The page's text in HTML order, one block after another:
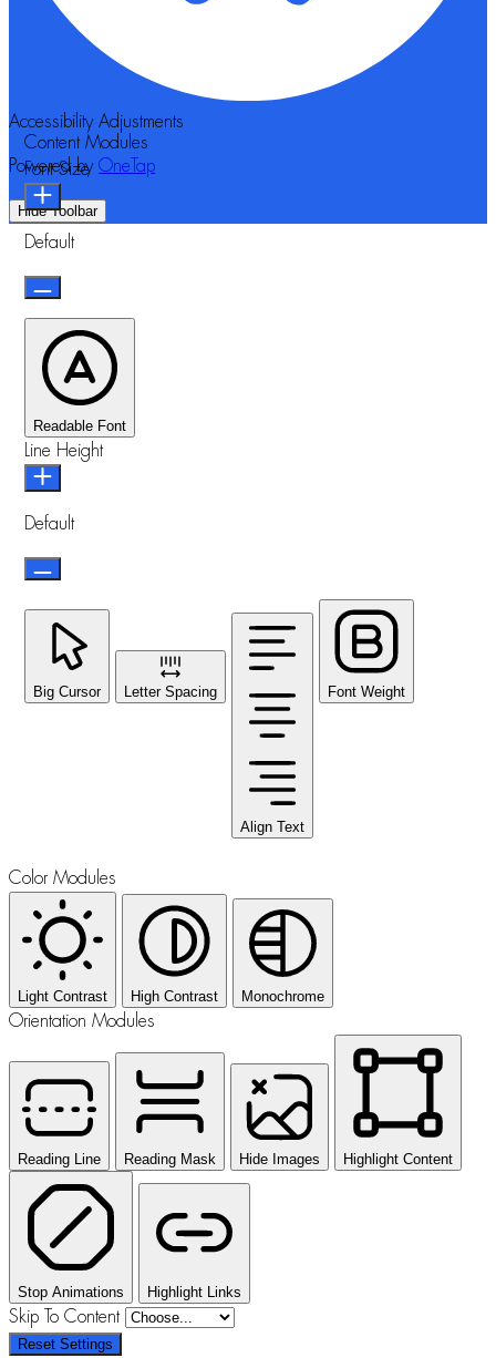
Accessibility Adjustments
Powered by OneTap
Hide Toolbar
Content Modules
Font Size
Default
Readable Font
Line Height
Default
Big Cursor Letter Spacing
Align Text
Font Weight
Color Modules
Light Contrast High Contrast Monochrome
Orientation Modules
Reading Line Reading Mask Hide Images Highlight Content
Stop Animations Highlight Links
Skip To Content
Reset Settings